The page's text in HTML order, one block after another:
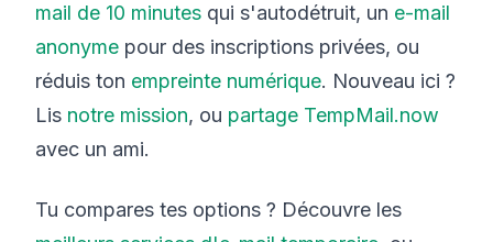
mail de 10 minutes qui s'autodétruit, un e-mail
anonyme pour des inscriptions privées, ou
réduis ton empreinte numérique. Nouveau ici ?
Lis notre mission, ou partage TempMail.now
avec un ami.
Tu compares tes options ? Découvre les